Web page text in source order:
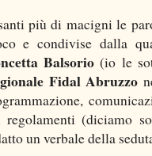
più di macigni le
e condivise dalla
Balsorio(io le
Fidal Abruzzo
regolamenti (diciamo
un verbale della